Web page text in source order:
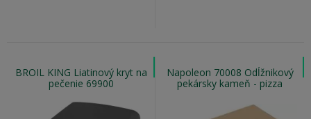
BROIL KING Liatinový kryt na
pečenie 69900
Napoleon 70008 Odĺžnikový
pekársky kameň - pizza